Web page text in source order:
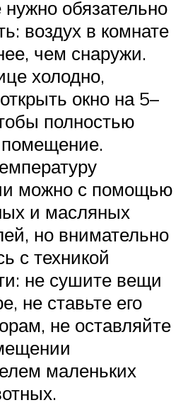
обязательно
воздух в комнате
чем снаружи.
холодно,
окно на 5–
полностью
помещение.
можно с помощью
и масляных
но внимательно
с техникой
не сушите вещи
не ставьте его
не оставляйте
маленьких